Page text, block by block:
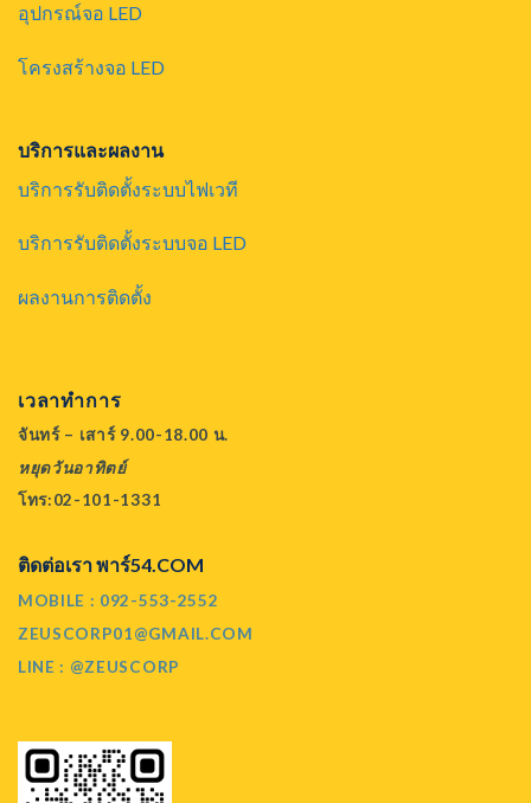
อุปกรณ์จอ LED
โครงสร้างจอ LED
บริการและผลงาน
บริการรับติดตั้งระบบไฟเวที
บริการรับติดตั้งระบบจอ LED
ผลงานการติดตั้ง
เวลาทำการ
จันทร์ – เสาร์ 9.00-18.00 น.
หยุดวันอาทิตย์
โทร:02-101-1331
ติดต่อเรา พาร์54.COM
MOBILE : 092-553-2552
ZEUSCORP01@GMAIL.COM
LINE : @ZEUSCORP